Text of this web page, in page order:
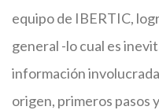
equipo de IBERTIC,
general -lo cual es
información
origen, primeros pasos